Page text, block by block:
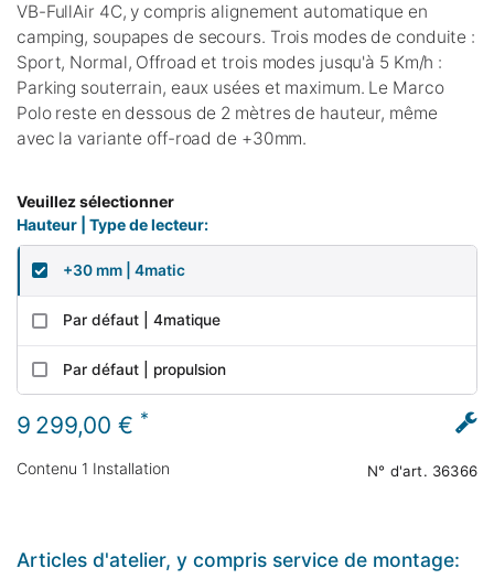
VB-FullAir 4C, y compris alignement automatique en
camping, soupapes de secours. Trois modes de conduite :
Sport, Normal, Offroad et trois modes jusqu'à 5 Km/h :
Parking souterrain, eaux usées et maximum. Le Marco
Polo reste en dessous de 2 mètres de hauteur, même
avec la variante off-road de +30mm.
Veuillez sélectionner
Hauteur | Type de lecteur:
+30 mm | 4matic
Par défaut | 4matique
Par défaut | propulsion
9 299,00 € *
Contenu 1 Installation N° d'art. 36366
Articles d'atelier, y compris service de montage: